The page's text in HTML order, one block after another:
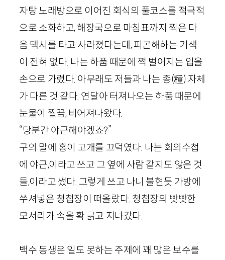
자탕 노래방으로 이어진 회식의 풀코스를 적극적
으로 소화하고, 해장국으로 마침표까지 찍은 다
음 택시를 타고 사라졌다는데, 피곤해하는 기색
이 전혀 없다. 나는 하품 때문에 쩍 벌어지는 입을
손으로 가렸다. 아무래도 저들과 나는 종(種) 자체
가 다른 것 같다. 연달아 터져나오는 하품 때문에
눈물이 찔끔, 비어져나왔다.
“당분간 야근해야겠죠?”
구의 말에 홍이 고개를 끄덕였다. 나는 회의수첩
에 야근,이라고 쓰고 그 옆에 사람 같지도 않은 것
들,이라고 썼다. 그렇게 쓰고 나니 불현듯 가방에
쑤셔넣은 청첩장이 떠올랐다. 청첩장의 빳빳한
모서리가 속을 확 긁고 지나갔다.
백수 동생은 일도 못하는 주제에 꽤 많은 보수를